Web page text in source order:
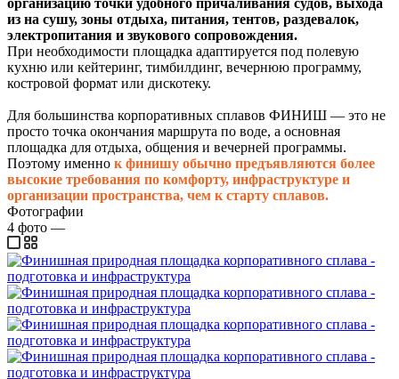
из на сушу, зоны отдыха, питания, тентов, раздевалок,
электропитания и звукового сопровождения.
При необходимости площадка адаптируется под полевую
кухню или кейтеринг, тимбилдинг, вечернюю программу,
костровой формат или дискотеку.
Для большинства корпоративных сплавов ФИНИШ — это не
просто точка окончания маршрута по воде, а основная
площадка для отдыха, общения и вечерней программы.
Поэтому именно к финишу обычно предъявляются более
высокие требования по комфорту, инфраструктуре и
организации пространства, чем к старту сплавов.
Фотографии
4 фото —